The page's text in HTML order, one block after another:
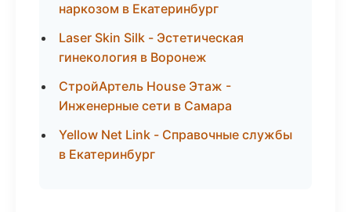
наркозом в Екатеринбург
Laser Skin Silk - Эстетическая
гинекология в Воронеж
СтройАртель House Этаж -
Инженерные сети в Самара
Yellow Net Link - Справочные службы
в Екатеринбург